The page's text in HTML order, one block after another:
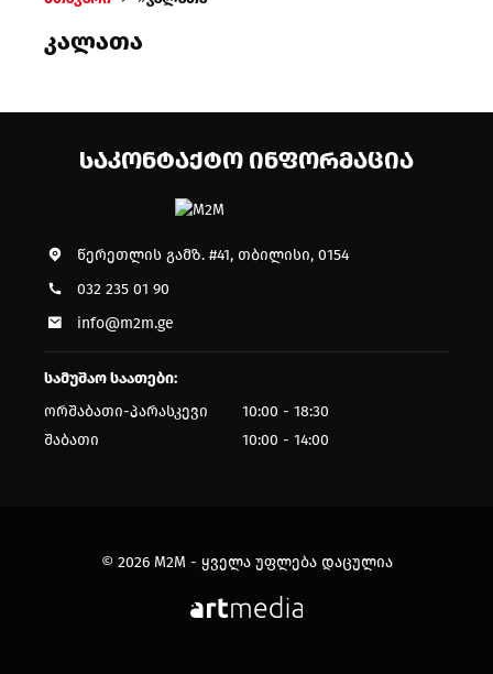
კალათა
ᲡᲐᲙᲝᲜᲢᲐᲥᲢᲝ ᲘᲜᲤᲝᲠᲛᲐᲪᲘᲐ
წერეთლის გამზ. #41, თბილისი, 0154
032 235 01 90
info@m2m.ge
სამუშაო საათები:
ორშაბათი-პარასკევი
10:00 - 18:30
შაბათი
10:00 - 14:00
© 2026 M2M - ყველა უფლება დაცულია